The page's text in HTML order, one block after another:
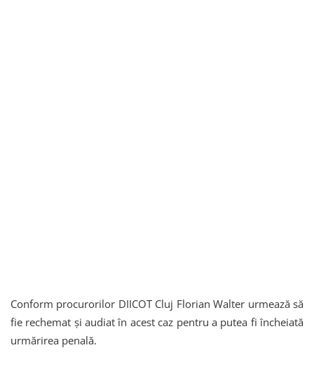
Conform procurorilor DIICOT Cluj Florian Walter urmează să
fie rechemat și audiat în acest caz pentru a putea fi încheiată
urmărirea penală.